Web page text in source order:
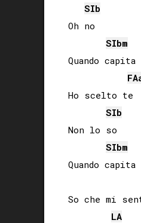
SIb
Oh no
SIbm
Quando capita
FA
Ho scelto te
SIb
Non lo so
SIbm
Quando capita
So che mi
LA